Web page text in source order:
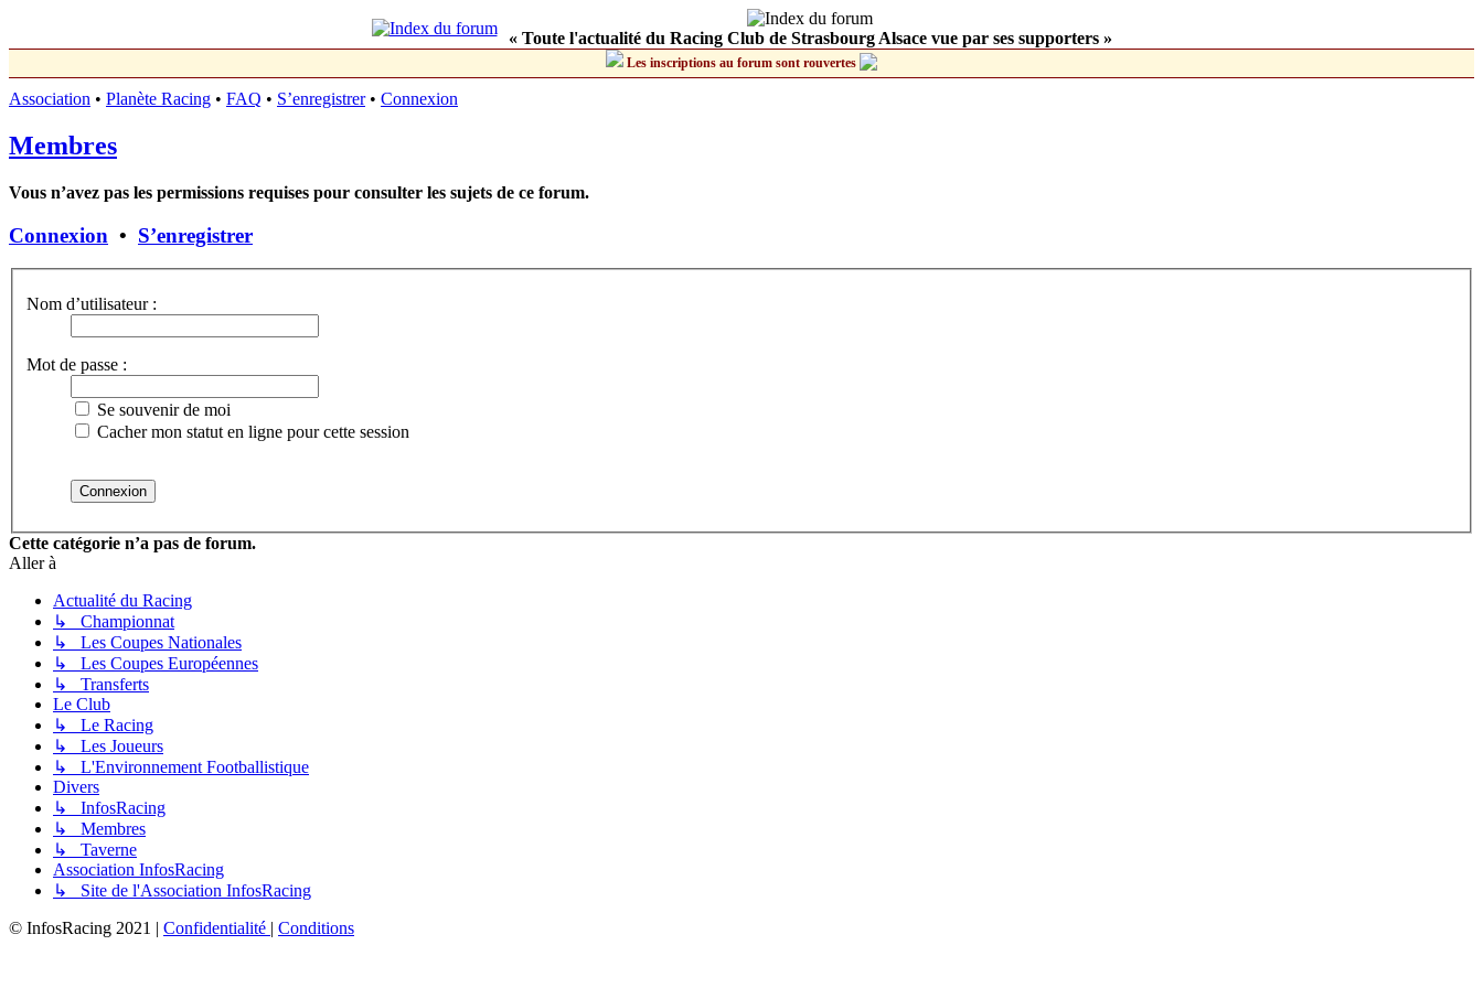
« Toute l'actualité du Racing Club de Strasbourg Alsace vue par ses supporters »
Les inscriptions au forum sont rouvertes
Association • Planète Racing • FAQ • S’enregistrer• Connexion
Membres
Vous n’avez pas les permissions requises pour consulter les sujets de ce forum.
Connexion • S’enregistrer
Nom d’utilisateur :
Mot de passe :
Se souvenir de moi
Cacher mon statut en ligne pour cette session
Cette catégorie n’a pas de forum.
Aller à
Actualité du Racing
↳ Championnat
↳ Les Coupes Nationales
↳ Les Coupes Européennes
↳ Transferts
Le Club
↳ Le Racing
↳ Les Joueurs
↳ L'Environnement Footballistique
Divers
↳ InfosRacing
↳ Membres
↳ Taverne
Association InfosRacing
↳ Site de l'Association InfosRacing
© InfosRacing 2021 | Confidentialité | Conditions